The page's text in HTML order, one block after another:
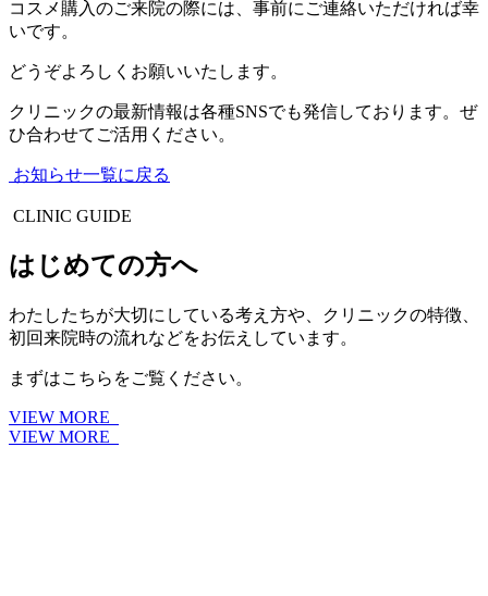
コスメ購入のご来院の際には、事前にご連絡いただければ幸
いです。
どうぞよろしくお願いいたします。
クリニックの最新情報は各種SNSでも発信しております。ぜ
ひ合わせてご活用ください。
お知らせ一覧に戻る
CLINIC GUIDE
はじめての方へ
わたしたちが大切にしている考え方や、クリニックの特徴、
初回来院時の流れなどをお伝えしています。
まずはこちらをご覧ください。
VIEW MORE
VIEW MORE